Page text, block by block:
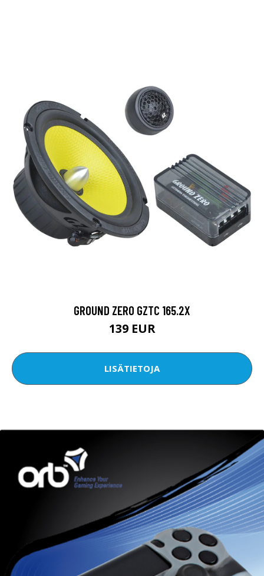
GROUND ZERO GZTC 165.2X
139 EUR
LISÄTIETOJA